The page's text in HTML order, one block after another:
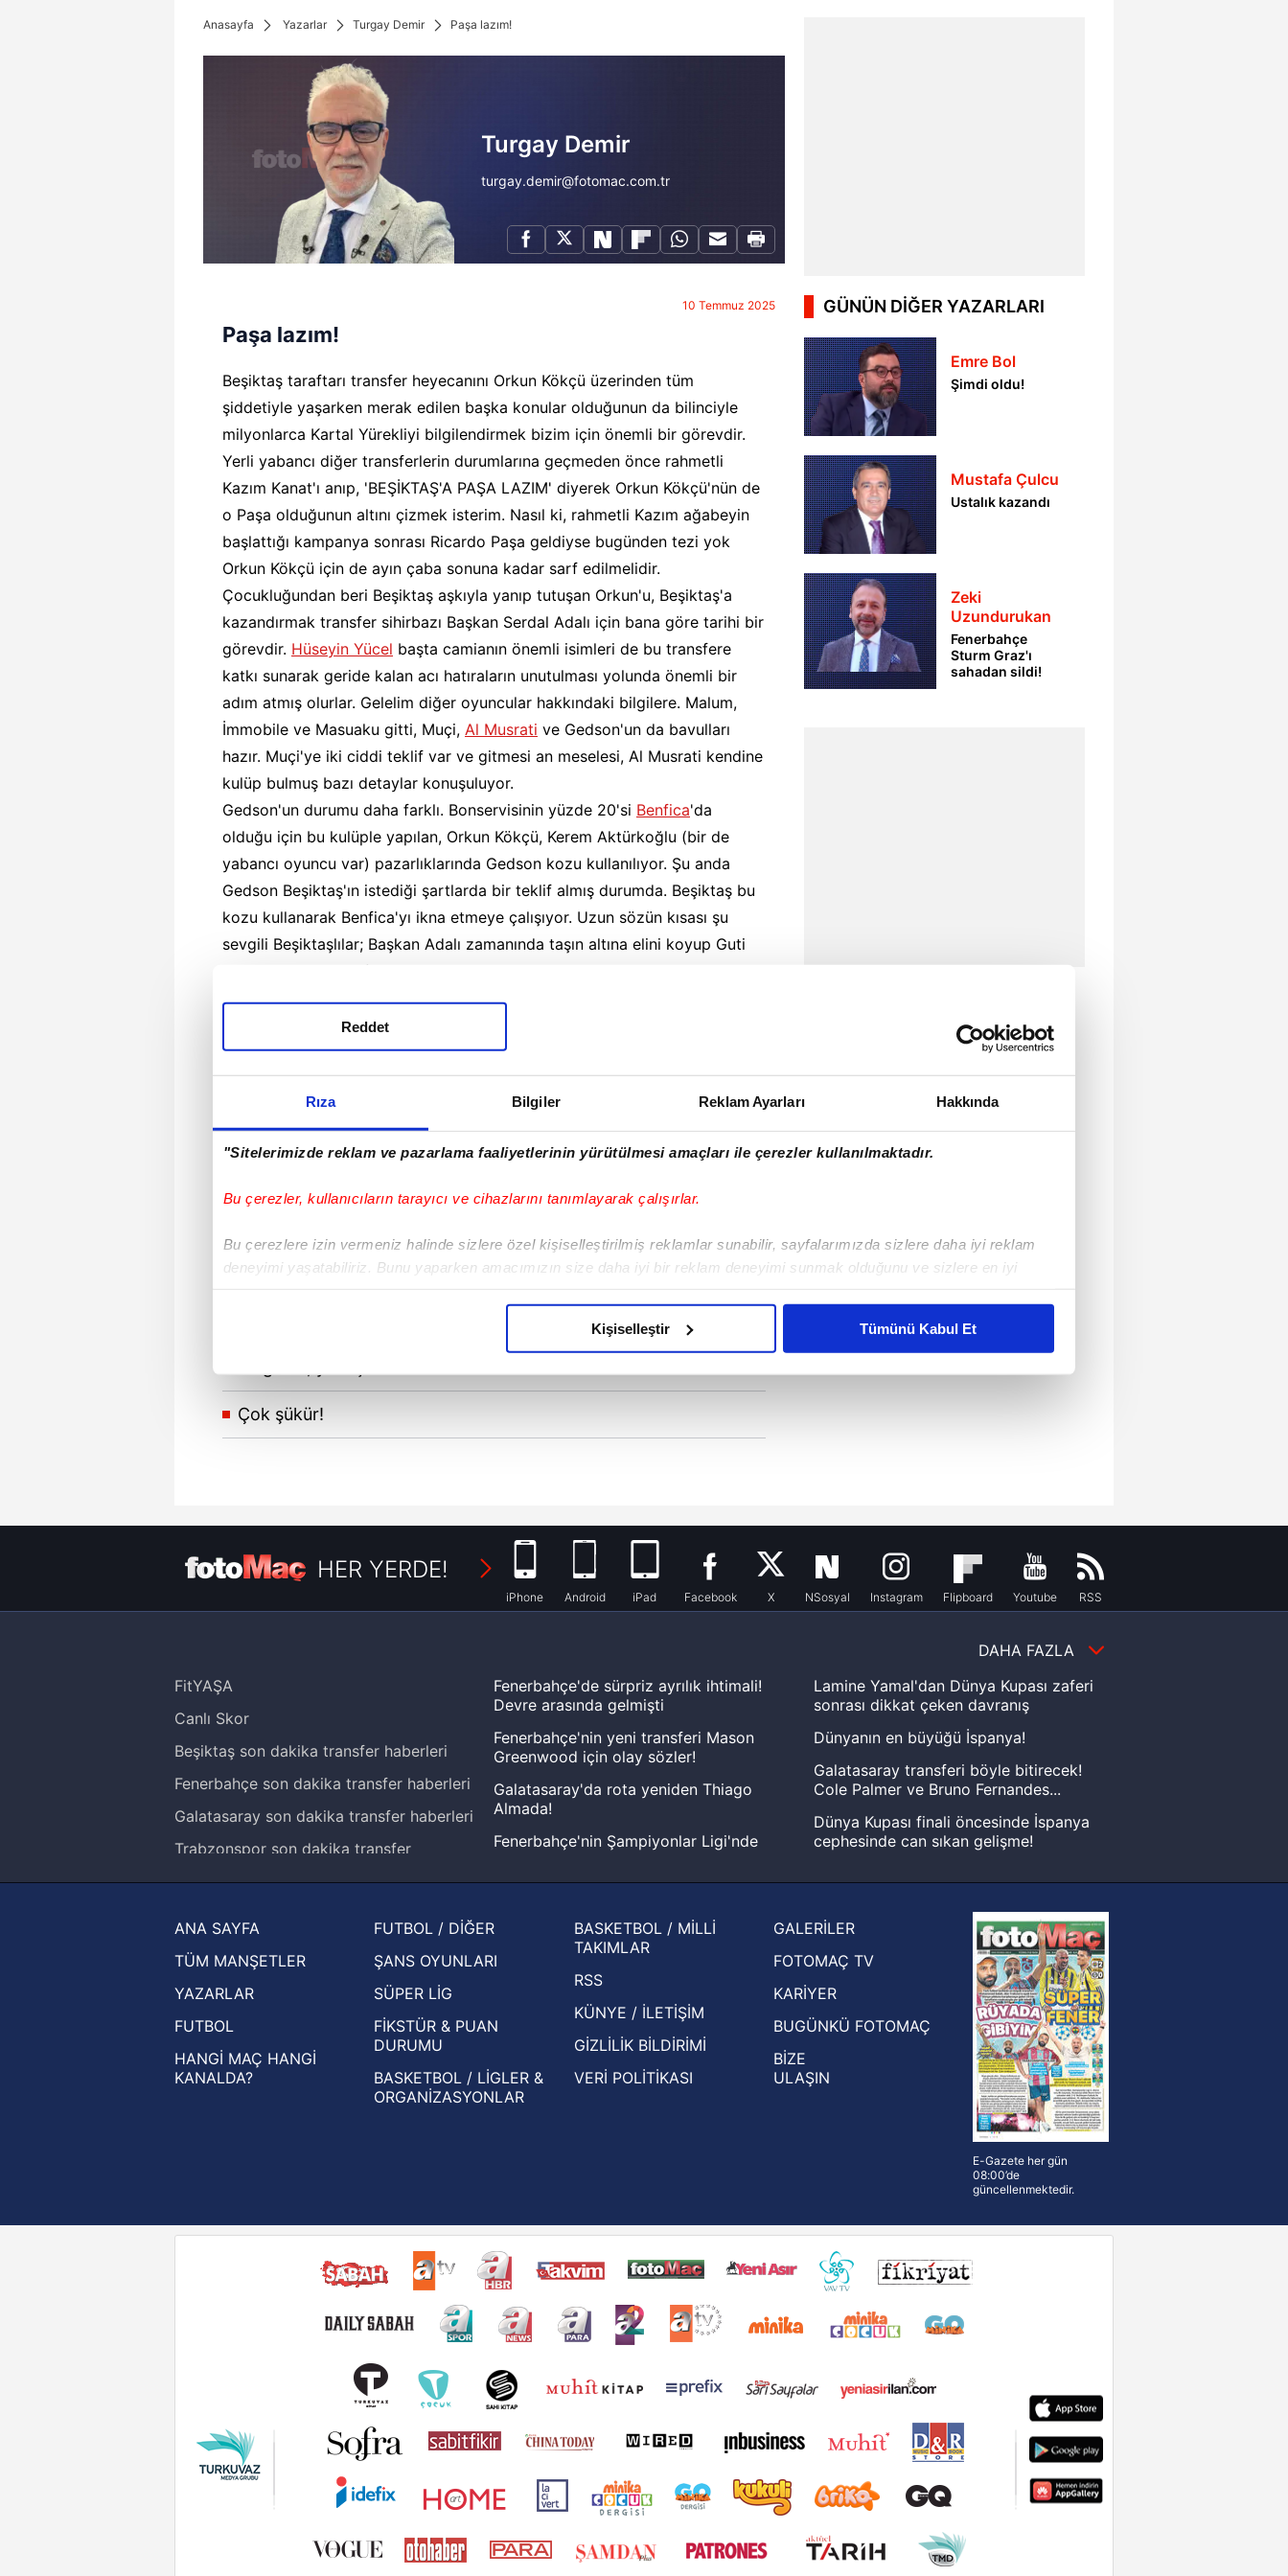
Rıza Bilgiler Reklam Ayarları Hakkında
"Sitelerimizde reklam ve pazarlama faaliyetlerinin yürütülmesi amaçları ile çerezler kullanılmaktadır.
Bu çerezler, kullanıcıların tarayıcı ve cihazlarını tanımlayarak çalışırlar.
Bu çerezlere izin vermeniz halinde sizlere özel kişiselleştirilmiş reklamlar sunabilir, sayfalarımızda sizlere daha iyi reklam
deneyimi yaşatabiliriz. Bunu yaparken amacımızın size daha iyi bir reklam deneyimi sunmak olduğunu ve sizlere en iyi
Sizlere daha iyi bir hizmet sunabilmek için İnternet Sitemizde kendimize ve üçüncü kişilere ait çerezler kullanılmaktadır. Bu
çerezler vasıtasıyla çeşitli kişisel verileriniz işlenmekte olup gerekli olan çerezler bilgi toplumu hizmetlerinin sunulması
Çerez Bilgilendirme Metnimiziziyaret edebilirsiniz.
6698 sayılı Kişisel Verilerin Korunması Kanunu uyarınca hazırlanmış Aydınlatma Metnimizi okumak ve sitemizde ilgili
mevzuata uygun olarak kullanılan çerezlerle ilgili bilgi almak için lütfentıklayınız.
Reddet
Kişiselleştir Tümünü Kabul Et
Anasayfa Yazarlar Turgay Demir Paşa lazım!
Turgay Demir
turgay.demir@fotomac.com.tr
10 Temmuz 2025
Paşa lazım!
Beşiktaş taraftarı transfer heyecanını Orkun Kökçü üzerinden tüm
şiddetiyle yaşarken merak edilen başka konular olduğunun da bilinciyle
milyonlarca Kartal Yürekliyi bilgilendirmek bizim için önemli bir görevdir.
Yerli yabancı diğer transferlerin durumlarına geçmeden önce rahmetli
Kazım Kanat'ı anıp, 'BEŞİKTAŞ'A PAŞA LAZIM' diyerek Orkun Kökçü'nün de
o Paşa olduğunun altını çizmek isterim. Nasıl ki, rahmetli Kazım ağabeyin
başlattığı kampanya sonrası Ricardo Paşa geldiyse bugünden tezi yok
Orkun Kökçü için de ayın çaba sonuna kadar sarf edilmelidir.
Çocukluğundan beri Beşiktaş aşkıyla yanıp tutuşan Orkun'u, Beşiktaş'a
kazandırmak transfer sihirbazı Başkan Serdal Adalı için bana göre tarihi bir
görevdir. Hüseyin Yücel başta camianın önemli isimleri de bu transfere
katkı sunarak geride kalan acı hatıraların unutulması yolunda önemli bir
adım atmış olurlar. Gelelim diğer oyuncular hakkındaki bilgilere. Malum,
İmmobile ve Masuaku gitti, Muçi, Al Musrati ve Gedson'un da bavulları
hazır. Muçi'ye iki ciddi teklif var ve gitmesi an meselesi, Al Musrati kendine
kulüp bulmuş bazı detaylar konuşuluyor.
Gedson'un durumu daha farklı. Bonservisinin yüzde 20'si Benfica'da
olduğu için bu kulüple yapılan, Orkun Kökçü, Kerem Aktürkoğlu (bir de
yabancı oyuncu var) pazarlıklarında Gedson kozu kullanılıyor. Şu anda
Gedson Beşiktaş'ın istediği şartlarda bir teklif almış durumda. Beşiktaş bu
kozu kullanarak Benfica'yı ikna etmeye çalışıyor. Uzun sözün kısası şu
sevgili Beşiktaşlılar; Başkan Adalı zamanında taşın altına elini koyup Guti
gibi büyük bir transferi bitirmişti. Orkun Kökçü olayını da mutlu sonla
noktalaması bana göre an meselesidir. Kerem konusu biraz karışık çünkü
Kerem'in kafası karışık. Onun kafa netleşince biz de daha net konuşabiliriz.
Yasal Uyarı:Yayınlanan köşe yazısı/haberin tüm hakları Turkuvaz Medya Grubu’na aittir. Kaynak
gösterilse veya habere aktif link verilse dahi köşe yazısı/haberin tamamı ya da bir bölümü kesinlikle
Ayrıntılar için lütfentıklayın.
YAZARIN ÖNCEKİ YAZILARI TÜM YAZILARI
Çok şükür!
GÜNÜN DİĞER YAZARLARI
Emre Bol
Şimdi oldu!
Mustafa Çulcu
Ustalık kazandı
Zeki
Uzundurukan
Fenerbahçe
Sturm Graz'ı
sahadan sildi!
HER YERDE!
iPhone Android iPad Facebook X NSosyal Instagram Flipboard Youtube RSS
DAHA FAZLA
FitYAŞA
Canlı Skor
Beşiktaş son dakika transfer haberleri
Fenerbahçe son dakika transfer haberleri
Galatasaray son dakika transfer haberleri
Trabzonspor son dakika transfer
Ziraat Türkiye Kupası haberleri
UEFA Şampiyonlar Ligi haberleri
UEFA Avrupa Ligi haberleri
UEFA Konferans Ligi haberleri
Fenerbahçe'de sürpriz ayrılık ihtimali!
Devre arasında gelmişti
Fenerbahçe'nin yeni transferi Mason
Greenwood için olay sözler!
Galatasaray'da rota yeniden Thiago
Almada!
Fenerbahçe'nin Şampiyonlar Ligi'nde
Zabrze'yi elerlerse...
basından gündem olan manşetler!
Beşiktaş'ın UEFA Avrupa Ligi'nde 3. Ön
Eleme Turu muhtemel rakipleri belli oldu!
Lamine Yamal'dan Dünya Kupası zaferi
sonrası dikkat çeken davranış
Dünyanın en büyüğü İspanya!
Galatasaray transferi böyle bitirecek!
Cole Palmer ve Bruno Fernandes...
Dünya Kupası finali öncesinde İspanya
cephesinde can sıkan gelişme!
Hernan Crespo, Meksika Ligi
ekiplerinden Atlas'ın yeni teknik direktörü
oldu
ANA SAYFA
TÜM MANŞETLER
YAZARLAR
FUTBOL
HANGİ MAÇ HANGİ
KANALDA?
FUTBOL / DİĞER
ŞANS OYUNLARI
SÜPER LİG
FİKSTÜR & PUAN
DURUMU
BASKETBOL / LİGLER &
ORGANİZASYONLAR
BASKETBOL / MİLLİ
TAKIMLAR
RSS
KÜNYE / İLETİŞİM
GİZLİLİK BİLDİRİMİ
VERİ POLİTİKASI
GALERİLER
FOTOMAÇ TV
KARİYER
BUGÜNKÜ FOTOMAÇ
BİZE
ULAŞIN
E-Gazete her gün
08:00’de
güncellenmektedir.